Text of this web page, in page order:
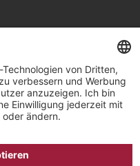
/ Watchandco GmbH